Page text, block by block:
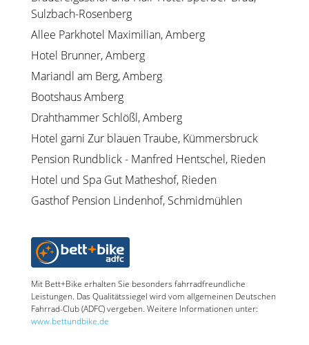
Sulzbach-Rosenberg
Allee Parkhotel Maximilian, Amberg
Hotel Brunner, Amberg
Mariandl am Berg, Amberg
Bootshaus Amberg
Drahthammer Schlößl, Amberg
Hotel garni Zur blauen Traube, Kümmersbruck
Pension Rundblick - Manfred Hentschel, Rieden
Hotel und Spa Gut Matheshof, Rieden
Gasthof Pension Lindenhof, Schmidmühlen
Mit Bett+Bike erhalten Sie besonders fahrradfreundliche
Leistungen. Das Qualitätssiegel wird vom allgemeinen Deutschen
Fahrrad-Club (ADFC) vergeben. Weitere Informationen unter:
www.bettundbike.de